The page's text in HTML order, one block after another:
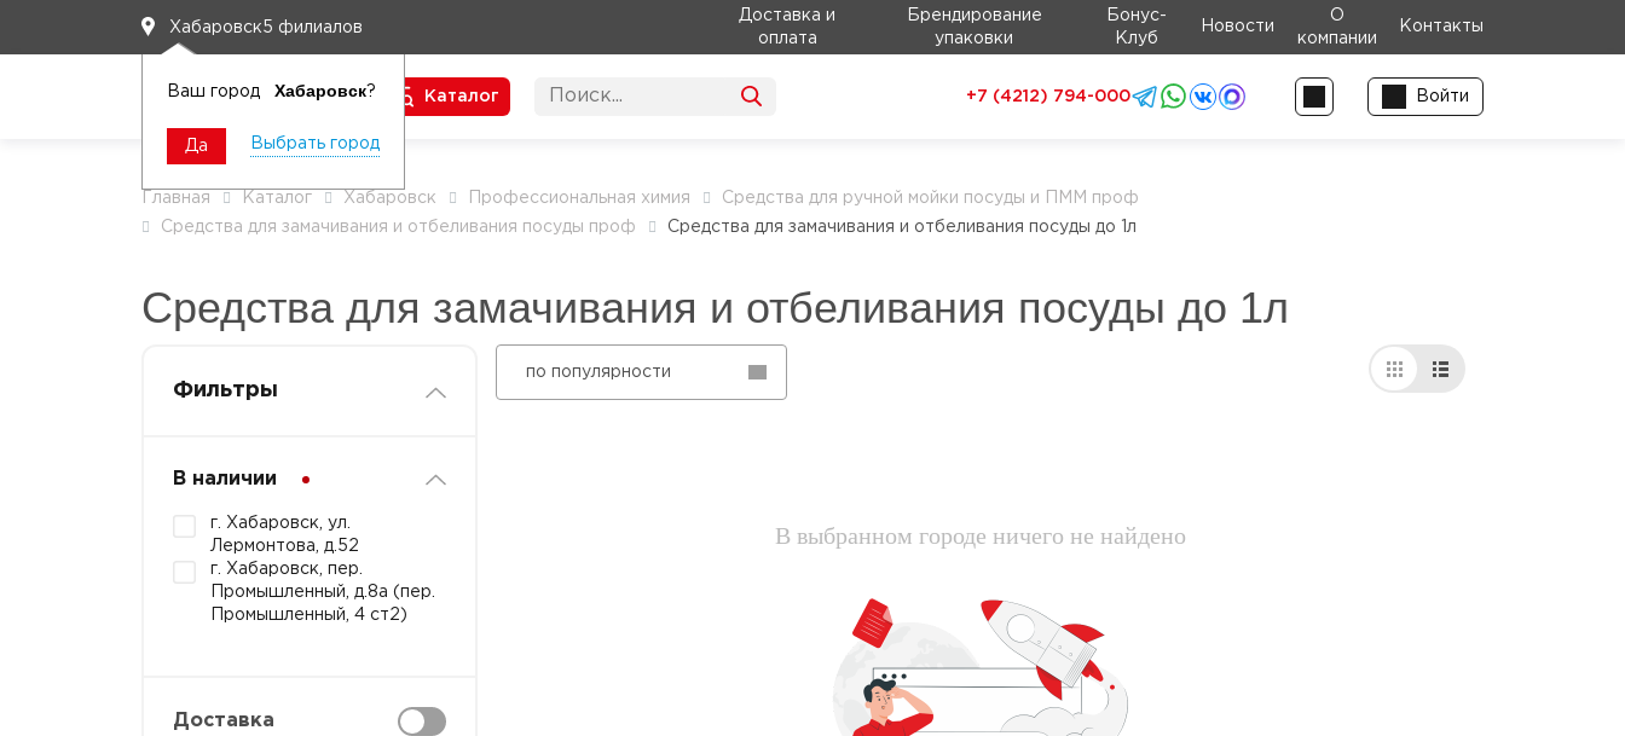
Хабаровск5 филиалов
Ваш город Хабаровск?
Да Выбрать город
Доставка и
оплата
Брендирование
упаковки
Бонус-
Клуб
Новости
О
компании
Контакты
Каталог +7 (4212) 794-000 Войти
Главная Каталог Хабаровск Профессиональная химия
Средства для ручной мойки посуды и ПММ проф
Средства для замачивания и отбеливания посуды проф
Средства для замачивания и отбеливания посуды до 1л
Средства для замачивания и отбеливания посуды до 1л
Фильтры
В наличии
г. Хабаровск, ул.
Лермонтова, д.52
г. Хабаровск, пер.
Промышленный, д.8а (пер.
Промышленный, 4 ст2)
Доставка
по популярности
В выбранном городе ничего не найдено